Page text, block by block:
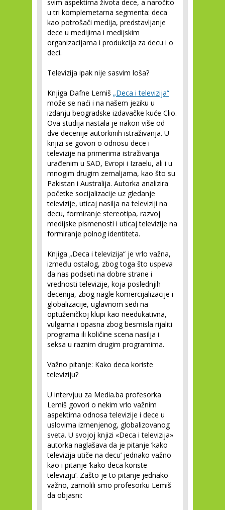
svim aspektima života dece, a naročito
u tri komplemetarna segmenta: deca
kao potrošači medija, predstavljanje
dece u medijima i medijskim
organizacijama i produkcija za decu i o
deci.
Televizija ipak nije sasvim loša?
Knjiga Dafne Lemiš „Deca i televizija“
može se naći i na našem jeziku u
izdanju beogradske izdavačke kuće Clio.
Ova studija nastala je nakon više od
dve decenije autorkinih istraživanja. U
knjizi se govori o odnosu dece i
televizije na primerima istraživanja
urađenim u SAD, Evropi i Izraelu, ali i u
mnogim drugim zemaljama, kao što su
Pakistan i Australija. Autorka analizira
početke socijalizacije uz gledanje
televizije, uticaj nasilja na televiziji na
decu, formiranje stereotipa, razvoj
medijske pismenosti i uticaj televizije na
formiranje polnog identiteta.
Knjiga „Deca i televizija“ je vrlo važna,
između ostalog, zbog toga što uspeva
da nas podseti na dobre strane i
vrednosti televizije, koja poslednjih
decenija, zbog nagle komercijalizacije i
globalizacije, uglavnom sedi na
optuženičkoj klupi kao needukativna,
vulgarna i opasna zbog besmisla rijaliti
programa ili količine scena nasilja i
seksa u raznim drugim programima.
Važno pitanje: Kako deca koriste
televiziju?
U intervjuu za Media.ba profesorka
Lemiš govori o nekim vrlo važnim
aspektima odnosa televizije i dece u
uslovima izmenjenog, globalizovanog
sveta. U svojoj knjizi «Deca i televizija»
autorka naglašava da je pitanje ’kako
televizija utiče na decu’ jednako važno
kao i pitanje ’kako deca koriste
televiziju’. Zašto je to pitanje jednako
važno, zamolili smo profesorku Lemiš
da objasni: